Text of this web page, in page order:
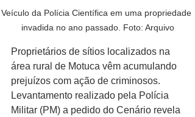
Veículo da Polícia Científica em uma propriedade
invadida no ano passado. Foto: Arquivo
Proprietários de sítios localizados na
área rural de Motuca vêm acumulando
prejuízos com ação de criminosos.
Levantamento realizado pela Polícia
Militar (PM) a pedido do Cenário revela